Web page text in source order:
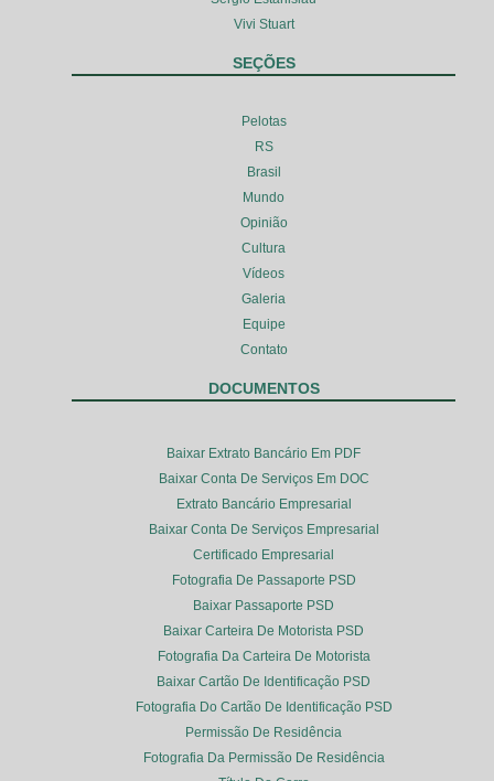
Vivi Stuart
SEÇÕES
Pelotas
RS
Brasil
Mundo
Opinião
Cultura
Vídeos
Galeria
Equipe
Contato
DOCUMENTOS
Baixar Extrato Bancário Em PDF
Baixar Conta De Serviços Em DOC
Extrato Bancário Empresarial
Baixar Conta De Serviços Empresarial
Certificado Empresarial
Fotografia De Passaporte PSD
Baixar Passaporte PSD
Baixar Carteira De Motorista PSD
Fotografia Da Carteira De Motorista
Baixar Cartão De Identificação PSD
Fotografia Do Cartão De Identificação PSD
Permissão De Residência
Fotografia Da Permissão De Residência